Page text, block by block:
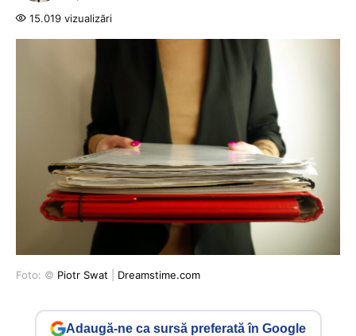
15.019 vizualizări
Foto: © Piotr Swat Dreamstime.com
Adaugă-ne ca sursă preferată în Google